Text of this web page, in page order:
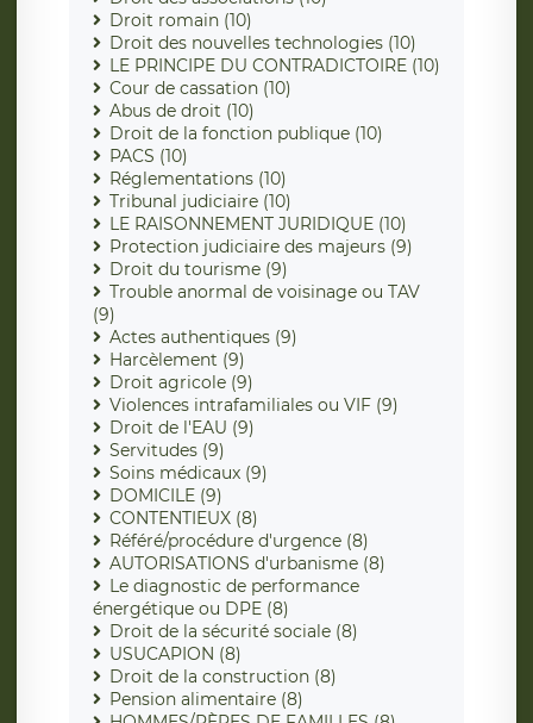
Droit romain (10)
Droit des nouvelles technologies (10)
LE PRINCIPE DU CONTRADICTOIRE (10)
Cour de cassation (10)
Abus de droit (10)
Droit de la fonction publique (10)
PACS (10)
Réglementations (10)
Tribunal judiciaire (10)
LE RAISONNEMENT JURIDIQUE (10)
Protection judiciaire des majeurs (9)
Droit du tourisme (9)
Trouble anormal de voisinage ou TAV
(9)
Actes authentiques (9)
Harcèlement (9)
Droit agricole (9)
Violences intrafamiliales ou VIF (9)
Droit de l'EAU (9)
Servitudes (9)
Soins médicaux (9)
DOMICILE (9)
CONTENTIEUX (8)
Référé/procédure d'urgence (8)
AUTORISATIONS d'urbanisme (8)
Le diagnostic de performance
énergétique ou DPE (8)
Droit de la sécurité sociale (8)
USUCAPION (8)
Droit de la construction (8)
Pension alimentaire (8)